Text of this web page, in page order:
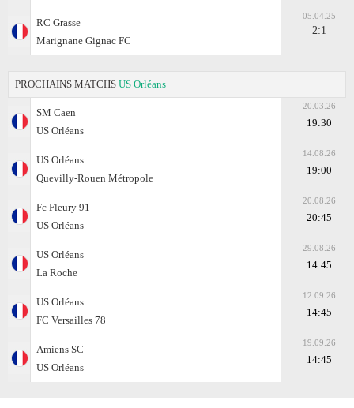
RC Grasse
Marignane Gignac FC
05.04.25
2:1
PROCHAINS MATCHS US Orléans
SM Caen
US Orléans
20.03.26
19:30
US Orléans
Quevilly-Rouen Métropole
14.08.26
19:00
Fc Fleury 91
US Orléans
20.08.26
20:45
US Orléans
La Roche
29.08.26
14:45
US Orléans
FC Versailles 78
12.09.26
14:45
Amiens SC
US Orléans
19.09.26
14:45